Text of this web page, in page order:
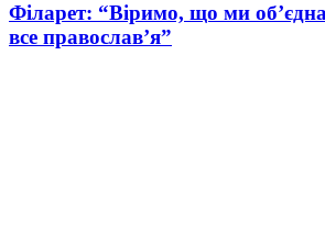
Філарет: “Віримо, що ми
все православ’я”